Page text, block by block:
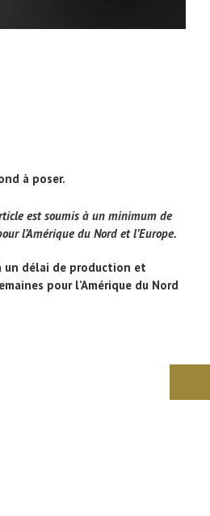
à poser.
est soumis à un minimum de
l’Amérique du Nord et l’Europe.
un délai de production et
pour l’Amérique du Nord